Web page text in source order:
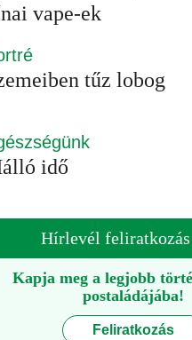
vape-ek
tűz lobog
idő
Hírlevél feliratkozás
Kapja meg a legjobb
postaládájába!
Feliratkozás